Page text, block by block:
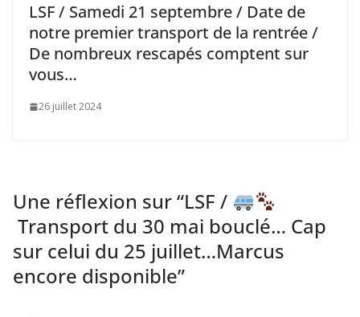
LSF / Samedi 21 septembre / Date de
notre premier transport de la rentrée /
De nombreux rescapés comptent sur
vous…
26 juillet 2024
Une réflexion sur “LSF /
Transport du 30 mai bouclé… Cap
sur celui du 25 juillet…Marcus
encore disponible”